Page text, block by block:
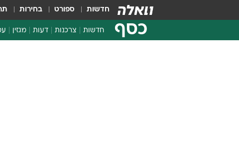
חדשות ספורט בחירות
כסף חדשות צרכנות דעות מגזין